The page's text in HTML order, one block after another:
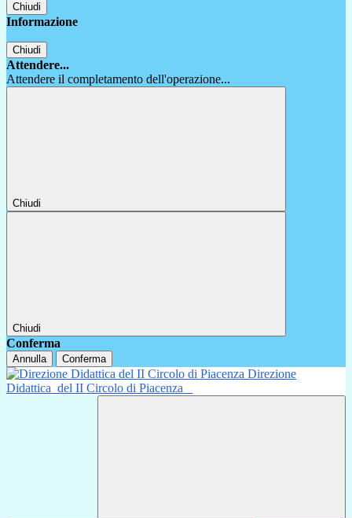
Chiudi
Informazione
Chiudi
Attendere...
Attendere il completamento dell'operazione...
Chiudi
Chiudi
Conferma
Annulla Conferma
Direzione
Didattica del II Circolo di Piacenza